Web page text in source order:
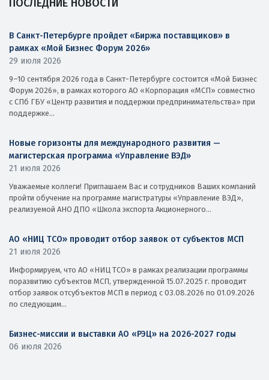
ПОСЛЕДНИЕ НОВОСТИ
В Санкт-Петербурге пройдет «Биржа поставщиков» в
рамках «Мой Бизнес Форум 2026»
29 июля 2026
9–10 сентября 2026 года в Санкт-Петербурге состоится «Мой Бизнес
Форум 2026», в рамках которого АО «Корпорация «МСП» совместно
с СПб ГБУ «Центр развития и поддержки предпринимательства» при
поддержке...
Новые горизонты для международного развития —
магистерская программа «Управление ВЭД»
21 июля 2026
Уважаемые коллеги! Приглашаем Вас и сотрудников Ваших компаний
пройти обучение на программе магистратуры «Управление ВЭД»,
реализуемой АНО ДПО «Школа экспорта Акционерного...
АО «НИЦ ТСО» проводит отбор заявок от субъектов МСП
21 июля 2026
Информируем, что АО «НИЦ ТСО» в рамках реализации программы
поразвитию субъектов МСП, утвержденной 15.07.2025 г. проводит
отбор заявок отсубъектов МСП в период с 03.08.2026 по 01.09.2026
по следующим...
Бизнес-миссии и выставки АО «РЭЦ» на 2026-2027 годы
06 июля 2026